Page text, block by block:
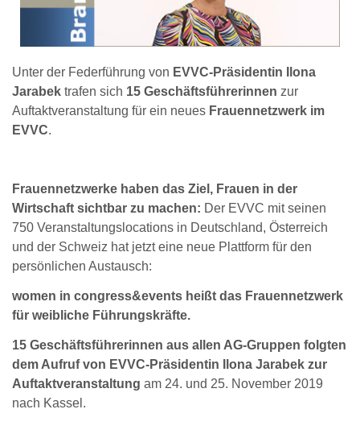
Unter der Federführung von EVVC-Präsidentin Ilona
Jarabek trafen sich 15 Geschäftsführerinnen zur
Auftaktveranstaltung für ein neues Frauennetzwerk im
EVVC.
Frauennetzwerke haben das Ziel, Frauen in der
Wirtschaft sichtbar zu machen: Der EVVC mit seinen
750 Veranstaltungslocations in Deutschland, Österreich
und der Schweiz hat jetzt eine neue Plattform für den
persönlichen Austausch:
women in congress&events heißt das Frauennetzwerk
für weibliche Führungskräfte.
15 Geschäftsführerinnen aus allen AG-Gruppen folgten
dem Aufruf von EVVC-Präsidentin Ilona Jarabek zur
Auftaktveranstaltung am 24. und 25. November 2019
nach Kassel.